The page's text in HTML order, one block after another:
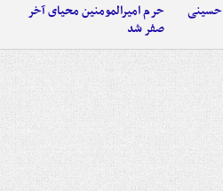
حسینی
حرم امیرالمومنین محیای آخر
صفر شد